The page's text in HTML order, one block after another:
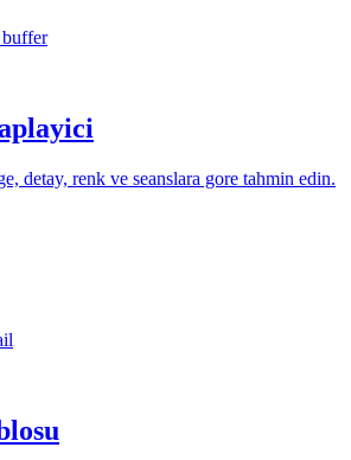
buffer
detay, renk ve seanslara gore tahmin edin.